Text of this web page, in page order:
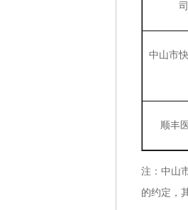
中山市
顺丰
注：中山
的约定，